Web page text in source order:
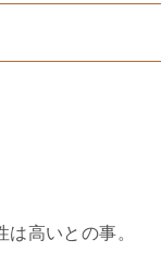
高いとの事。